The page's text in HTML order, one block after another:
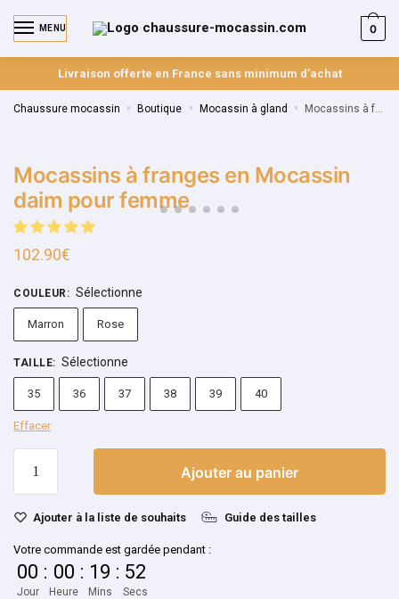
MENU 0
Livraison offerte en France sans minimum d’achat
Chaussure mocassin » Boutique » Mocassin à gland » Mocassins à franges en Mocassin daim pour femme
Mocassins à franges en Mocassin
daim pour femme
102.90€
COULEUR : Sélectionne
Marron Rose
TAILLE: Sélectionne
35 36 37 38 39 40
Effacer
Ajouter au panier
Ajouter à la liste de souhaits Guide des tailles
Votre commande est gardée pendant :
00
Jour
: 00
Heure
: 19
Mins
: 52
Secs